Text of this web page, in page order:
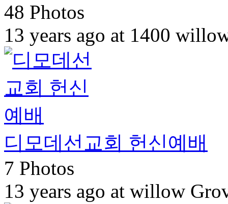
48 Photos
13 years ago at 1400
디모데선교회 헌신예배
7 Photos
13 years ago at willow